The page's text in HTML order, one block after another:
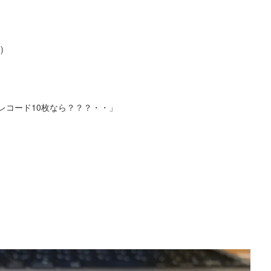
ード10枚なら？？？・・」